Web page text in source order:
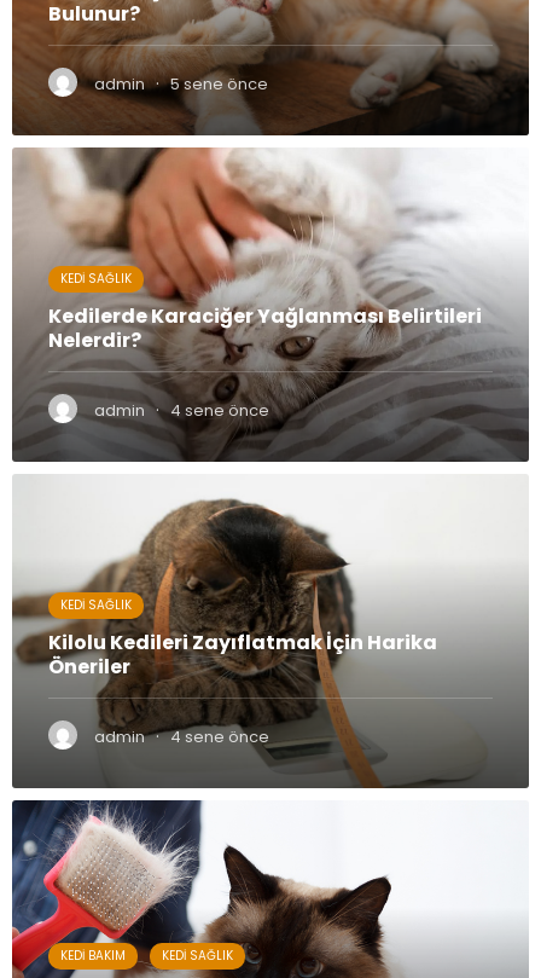
Bulunur?
admin · 5 sene önce
KEDI SAĞLIK
Kedilerde Karaciğer Yağlanması Belirtileri
Nelerdir?
admin · 4 sene önce
KEDI SAĞLIK
Kilolu Kedileri Zayıflatmak İçin Harika
Öneriler
admin · 4 sene önce
KEDI BAKIM KEDI SAĞLIK